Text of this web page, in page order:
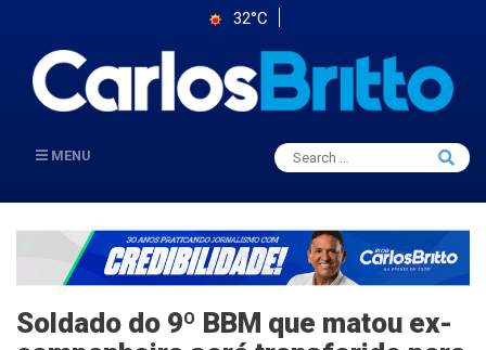
32°C
MENU
Search
for:
Search
Soldado do 9º BBM que matou ex-